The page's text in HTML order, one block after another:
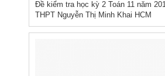
Đề kiểm tra học kỳ 2 Toán 11 năm
THPT Nguyễn Thị Minh Khai HCM